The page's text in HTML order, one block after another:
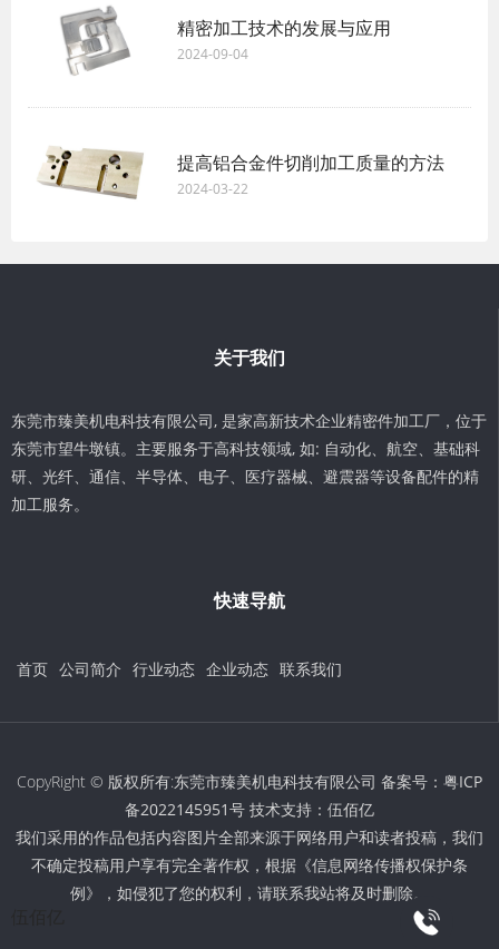
精密加工技术的发展与应用
2024-09-04
提高铝合金件切削加工质量的方法
2024-03-22
关于我们
东莞市臻美机电科技有限公司, 是家高新技术企业精密件加工厂，位于
东莞市望牛墩镇。主要服务于高科技领域, 如: 自动化、航空、基础科
研、光纤、通信、半导体、电子、医疗器械、避震器等设备配件的精
加工服务。
快速导航
首页 公司简介 行业动态 企业动态 联系我们
CopyRight © 版权所有:东莞市臻美机电科技有限公司 备案号： 粤ICP
备2022145951号 技术支持： 伍佰亿
我们采用的作品包括内容图片全部来源于网络用户和读者投稿，我们
不确定投稿用户享有完全著作权，根据《信息网络传播权保护条
例》，如侵犯了您的权利，请联系我站将及时删除。